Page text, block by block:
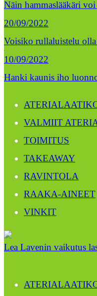
Näin hammaslääkäri
20/09/2022
Voisiko rullaluistelu olla
10/09/2022
Hanki kaunis iho
VALMIIT
TOIMITUS
TAKEAWAY
RAVINTOLA
RAAKA-AINEET
VINKIT
Lea Lavenin vaikutus